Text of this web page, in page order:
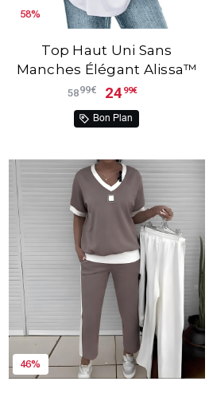
58%
Top Haut Uni Sans
Manches Élégant Alissa™
5899€ 24 99€
Bon Plan
46%